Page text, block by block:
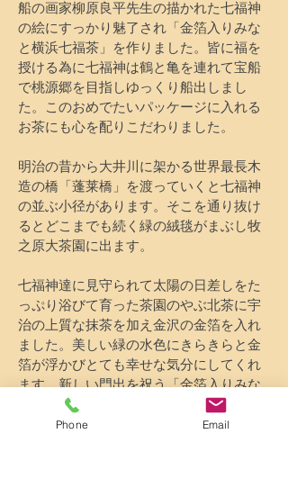
船の画家柳原良平先生の描かれた七福神
の絵にすっかり魅了され「金箔入りみな
と横浜七福茶」を作りました。皆に福を
授ける為に七福神は鶴と亀を連れて宝船
で桃源郷を目指しゆっくり船出しまし
た。このおめでたいパッケージに入れる
お茶にも心を配りこだわりました。
明治の昔から大井川に架かる世界最長木
造の橋「蓬莱橋」を渡っていくと七福神
の並ぶ小径があります。そこを通り抜け
るとどこまでも続く緑の絨毯がまぶし牧
之原大茶園に出ます。
​七福神達に見守られて太陽の日差しをた
っぷり浴びて育った茶園のやぶ北茶に宇
治の上質な抹茶を加え金沢の金箔を入れ
ました。美しい緑の水色にきらきらと金
箔が浮かびとても幸せな気分にしてくれ
ます。新しい門出を祝う「金箔入りみな
と横浜七福茶」は皆様に幸運を運んで来
る様にとの願いを込めて作り上げた唯一
Phone Email